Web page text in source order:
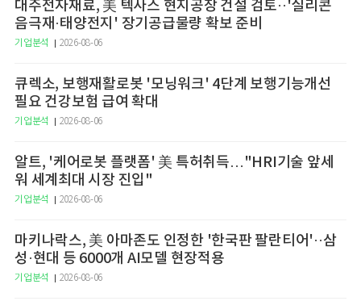
대주전자재료, 美 텍사스 현지공장 건설 검토··'실리콘
음극재·태양전지' 장기공급물량 확보 준비
기업분석 2026-08-06
큐렉소, 보행재활로봇 '모닝워크' 4단계 보행기능개선
필요 건강보험 급여 확대
기업분석 2026-08-06
알트, '케어로봇 플랫폼' 美 특허취득…"HRI기술 앞세
워 세계최대 시장 진입"
기업분석 2026-08-06
마키나락스, 美 아마존도 인정한 '한국판 팔란티어'··삼
성·현대 등 6000개 AI모델 현장적용
기업분석 2026-08-06